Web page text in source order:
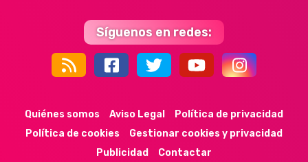
Síguenos en redes:
44k 9k 35k 352
Quiénes somos Aviso Legal
Política de privacidad
Política de cookies
Gestionar cookies y privacidad
Publicidad
Contactar